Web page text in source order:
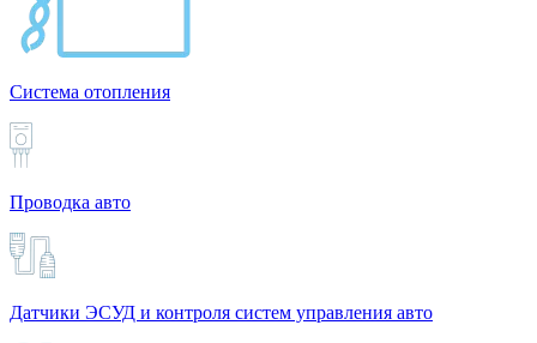
Система отопления
Проводка авто
Датчики ЭСУД и контроля систем управления авто